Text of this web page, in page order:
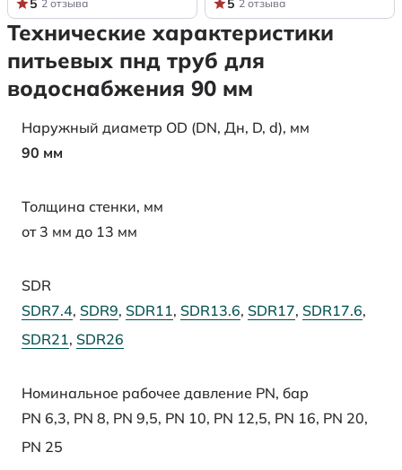
5 2 отзыва 5 2 отзыва
Технические характеристики
питьевых пнд труб для
водоснабжения 90 мм
Наружный диаметр OD (DN, Дн, D, d), мм
90 мм
Толщина стенки, мм
от 3 мм до 13 мм
SDR
SDR7.4, SDR9, SDR11, SDR13.6, SDR17, SDR17.6,
SDR21, SDR26
Номинальное рабочее давление PN, бар
PN 6,3, PN 8, PN 9,5, PN 10, PN 12,5, PN 16, PN 20,
PN 25